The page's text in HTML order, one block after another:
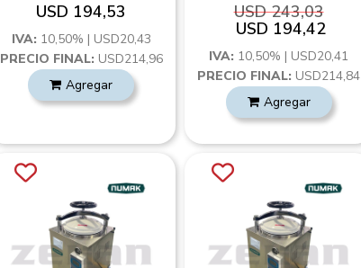
USD 194,53
IVA: 10,50% | USD20,43
PRECIO FINAL: USD214,96
Agregar
USD 243,03
USD 194,42
IVA: 10,50% | USD20,41
PRECIO FINAL: USD214,84
Agregar